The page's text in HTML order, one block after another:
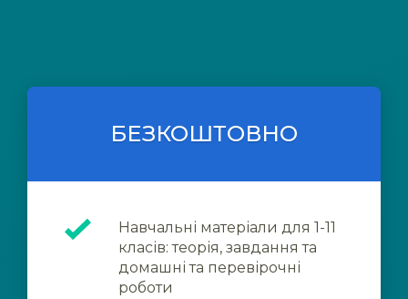
БЕЗКОШТОВНО
Навчальні матеріали для 1-11
класів: теорія, завдання та
домашні та перевірочні
роботи